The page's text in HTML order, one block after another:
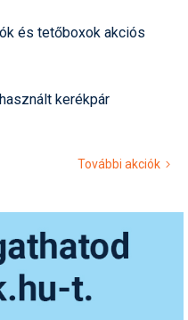
és tetőboxok akciós
kerékpár
További akciók